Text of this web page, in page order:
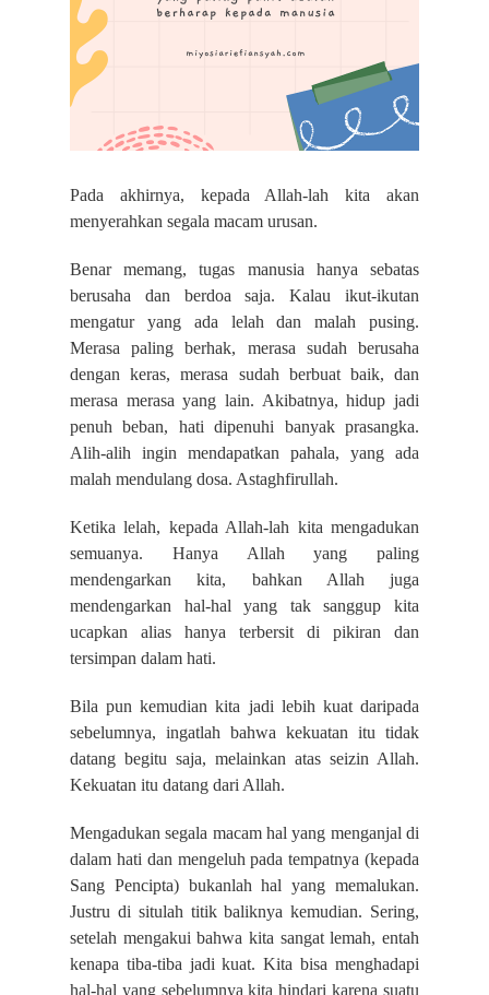
Pada akhirnya, kepada Allah-lah kita akan
menyerahkan segala macam urusan.
Benar memang, tugas manusia hanya sebatas
berusaha dan berdoa saja. Kalau ikut-ikutan
mengatur yang ada lelah dan malah pusing.
Merasa paling berhak, merasa sudah berusaha
dengan keras, merasa sudah berbuat baik, dan
merasa merasa yang lain. Akibatnya, hidup jadi
penuh beban, hati dipenuhi banyak prasangka.
Alih-alih ingin mendapatkan pahala, yang ada
malah mendulang dosa. Astaghfirullah.
Ketika lelah, kepada Allah-lah kita mengadukan
semuanya. Hanya Allah yang paling
mendengarkan kita, bahkan Allah juga
mendengarkan hal-hal yang tak sanggup kita
ucapkan alias hanya terbersit di pikiran dan
tersimpan dalam hati.
Bila pun kemudian kita jadi lebih kuat daripada
sebelumnya, ingatlah bahwa kekuatan itu tidak
datang begitu saja, melainkan atas seizin Allah.
Kekuatan itu datang dari Allah.
Mengadukan segala macam hal yang menganjal di
dalam hati dan mengeluh pada tempatnya (kepada
Sang Pencipta) bukanlah hal yang memalukan.
Justru di situlah titik baliknya kemudian. Sering,
setelah mengakui bahwa kita sangat lemah, entah
kenapa tiba-tiba jadi kuat. Kita bisa menghadapi
hal-hal yang sebelumnya kita hindari karena suatu